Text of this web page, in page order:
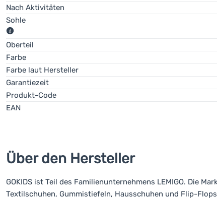
Nach Aktivitäten
Sohle
Eine Sohle, die den Aufprall des Fußes dämpft.
Oberteil
Farbe
Farbe laut Hersteller
Garantiezeit
Produkt-Code
EAN
Über den Hersteller
GOKIDS ist Teil des Familienunternehmens LEMIGO. Die
Textilschuhen, Gummistiefeln, Hausschuhen und Flip-